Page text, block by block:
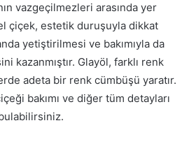
vazgeçilmezleri arasında yer
çiçek, estetik duruşuyla dikkat
yetiştirilmesi ve bakımıyla da
kazanmıştır. Glayöl, farklı renk
adeta bir renk cümbüşü yaratır.
bakımı ve diğer tüm detayları